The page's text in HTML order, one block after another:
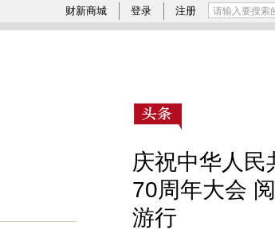
财新商城 登录 注册
庆祝中华人民
70周年大会
游行